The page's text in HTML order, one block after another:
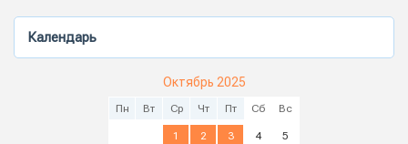
Календарь
Октябрь 2025
Пн Вт Ср Чт Пт Сб Вс
1 2 3 4
5